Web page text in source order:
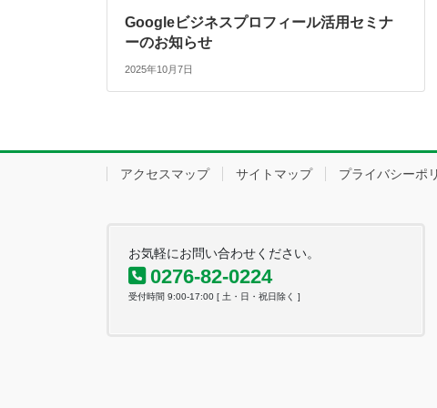
Googleビジネスプロフィール活用セミナ
ーのお知らせ
2025年10月7日
アクセスマップ サイトマップ プライバシーポ
お気軽にお問い合わせください。
0276-82-0224
受付時間 9:00-17:00 [ 土・日・祝日除く ]